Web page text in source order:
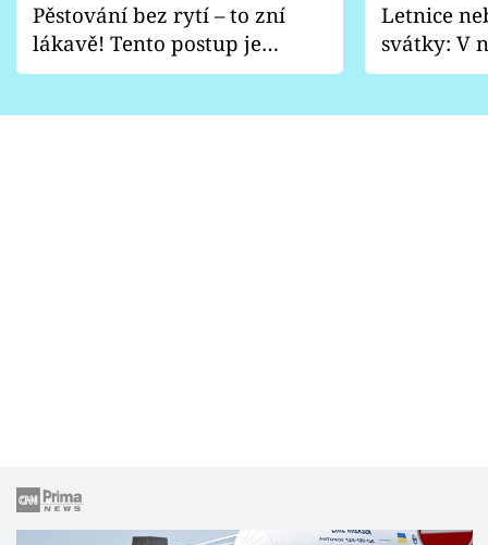
Pěstování bez rytí – to zní
lákavě! Tento postup je
vhodný jen pro některé
Letnice
svátky: V
pondělí